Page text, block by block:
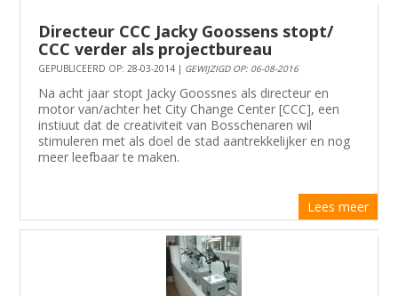
Directeur CCC Jacky Goossens stopt/
CCC verder als projectbureau
GEPUBLICEERD OP: 28-03-2014 | GEWIJZIGD OP: 06-08-2016
Na acht jaar stopt Jacky Goossnes als directeur en
motor van/achter het City Change Center [CCC], een
instiuut dat de creativiteit van Bosschenaren wil
stimuleren met als doel de stad aantrekkelijker en nog
meer leefbaar te maken.
Lees meer